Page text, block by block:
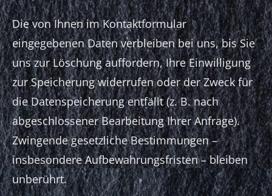
Die von Ihnen im Kontaktformular
eingegebenen Daten verbleiben bei uns, bis Sie
uns zur Löschung auffordern, Ihre Einwilligung
zur Speicherung widerrufen oder der Zweck für
die Datenspeicherung entfällt (z. B. nach
abgeschlossener Bearbeitung Ihrer Anfrage).
Zwingende gesetzliche Bestimmungen –
insbesondere Aufbewahrungsfristen – bleiben
unberührt.